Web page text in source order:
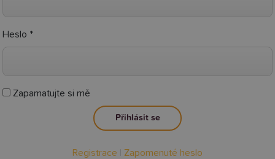
Heslo *
Zapamatujte si mě
Přihlásit se
Registrace Zapomenuté heslo